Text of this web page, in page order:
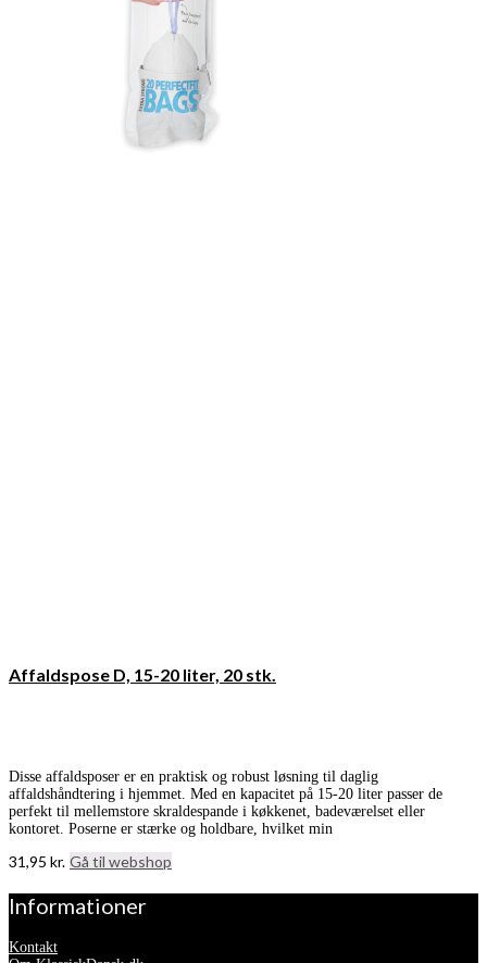
Affaldspose D, 15-20 liter, 20 stk.
Disse affaldsposer er en praktisk og robust løsning til daglig
affaldshåndtering i hjemmet. Med en kapacitet på 15-20 liter passer de
perfekt til mellemstore skraldespande i køkkenet, badeværelset eller
kontoret. Poserne er stærke og holdbare, hvilket min
31,95 kr. Gå til webshop
Informationer
Kontakt